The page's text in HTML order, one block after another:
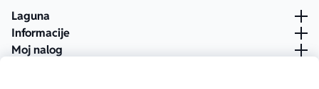
Laguna
Informacije
Moj nalog